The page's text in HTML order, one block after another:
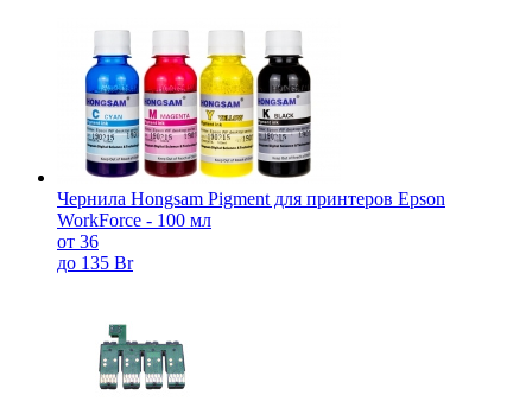
Чернила Hongsam Pigment для принтеров Epson
WorkForce - 100 мл
от 36
до 135 Br